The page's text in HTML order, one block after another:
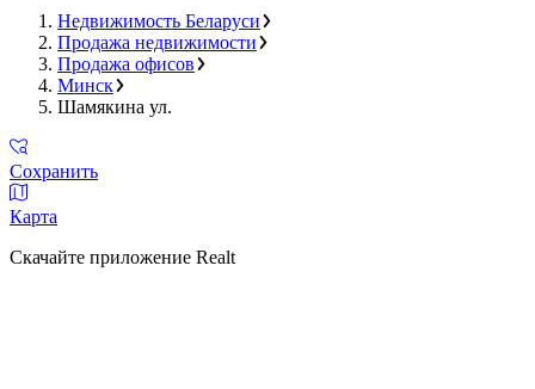
Недвижимость Беларуси
Продажа недвижимости
Продажа офисов
Минск
Шамякина ул.
Сохранить
Карта
Скачайте приложение Realt